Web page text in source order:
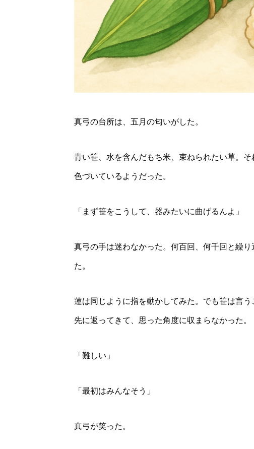
真弓の台所は、五月の匂いがした。
青い笹、水を含んだもち米、束ねられたい草。
色づいているようだった。
「まず笹をこうして、器みたいに曲げるんよ」
真弓の手は迷わなかった。何百回、何千回と繰
た。
蓮は同じように指を動かしてみた。でも笹は言
先に返ってきて、思った角度に収まらなかった。
「難しい」
「最初はみんなそう」
真弓が笑った。